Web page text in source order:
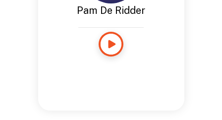
Pam De Ridder